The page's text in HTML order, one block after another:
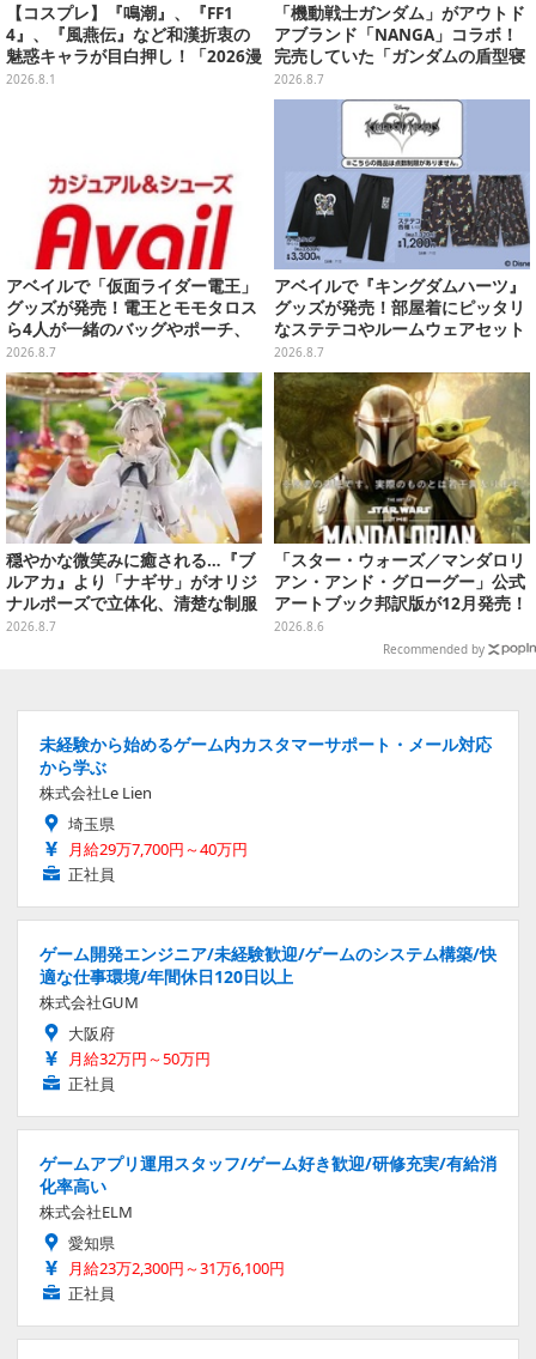
【コスプレ】『鳴潮』、『FF1
4』、『風燕伝』など和漢折衷の
魅惑キャラが目白押し！「2026漫
画博覧会」美麗レイヤー13選【写
2026.8.1
「機動戦士ガンダム」がアウトド
アブランド「NANGA」コラボ！
完売していた「ガンダムの盾型寝
袋」も2次受注開始
2026.8.7
アベイルで「仮面ライダー電王」
グッズが発売！電王とモモタロス
ら4人が一緒のバッグやポーチ、
収納ボックスも
2026.8.7
アベイルで『キングダムハーツ』
グッズが発売！部屋着にピッタリ
なステテコやルームウェアセット
2026.8.7
穏やかな微笑みに癒される…『ブ
ルアカ』より「ナギサ」がオリジ
ナルポーズで立体化、清楚な制服
は白の彩色にこだわり
2026.8.7
「スター・ウォーズ／マンダロリ
アン・アンド・グローグー」公式
アートブック邦訳版が12月発売！
映画のコンセプトアートやスケッ
2026.8.6
Recommended by
未経験から始めるゲーム内カスタマーサポート・メール対応
から学ぶ
株式会社Le Lien
埼玉県
月給29万7,700円～40万円
正社員
ゲーム開発エンジニア/未経験歓迎/ゲームのシステム構築/快
適な仕事環境/年間休日120日以上
株式会社GUM
大阪府
月給32万円～50万円
正社員
ゲームアプリ運用スタッフ/ゲーム好き歓迎/研修充実/有給消
化率高い
株式会社ELM
愛知県
月給23万2,300円～31万6,100円
正社員